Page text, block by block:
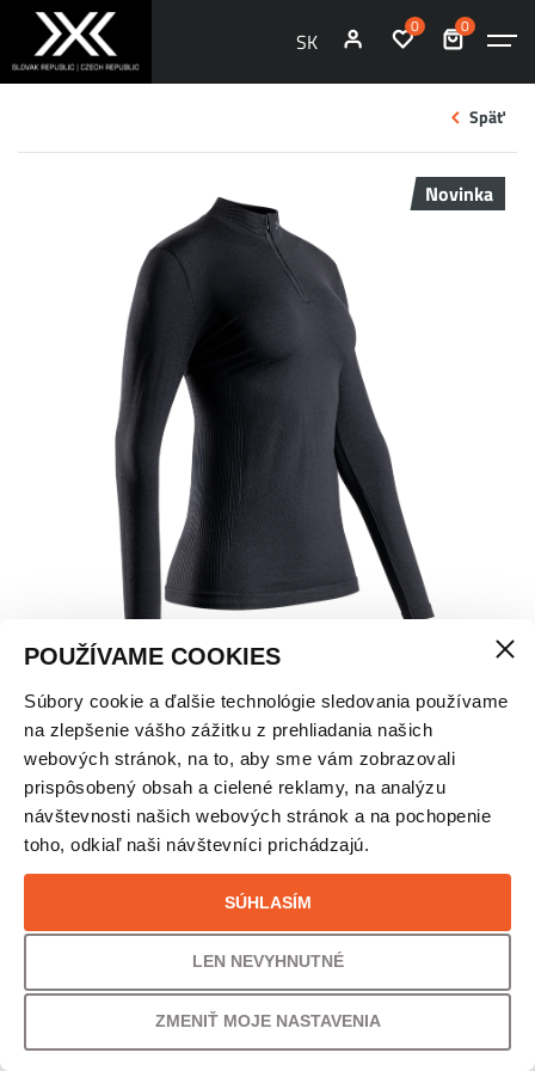
POUŽÍVAME COOKIES
Súbory cookie a ďalšie technológie sledovania používame
na zlepšenie vášho zážitku z prehliadania našich
webových stránok, na to, aby sme vám zobrazovali
prispôsobený obsah a cielené reklamy, na analýzu
návštevnosti našich webových stránok a na pochopenie
toho, odkiaľ naši návštevníci prichádzajú.
SÚHLASÍM
LEN NEVYHNUTNÉ
ZMENIŤ MOJE NASTAVENIA
SK
0 0
Späť
Novinka
X-BIONIC MIGHTYWOOL 1/2 ZIP TERMO TRIČKO
– DÁMSKE
VEĽKOSŤ
VAŠA CENA
150,00€ 121,95€